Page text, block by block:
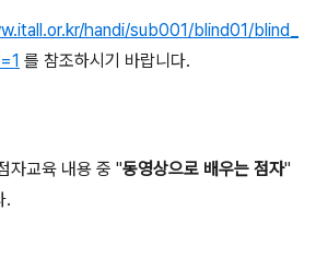
handi/sub001/blind01/blind_
를 참조하시기 바랍니다.
자교육 내용 중 "동영상으로 배우는 점자"
.